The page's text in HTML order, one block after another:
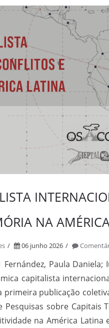
NA
06 junho 2026
Fernández, Paula Daniela;
capitalista
primeira publicação
sobre Capitais
na América Latina